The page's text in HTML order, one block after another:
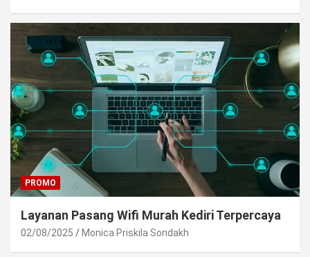
PROMO
Layanan Pasang Wifi Murah Kediri Terpercaya
02/08/2025 Monica Priskila Sondakh